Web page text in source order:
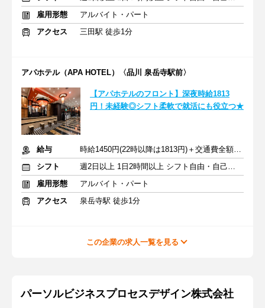
雇用形態
アルバイト・パート
アクセス
三田駅 徒歩1分
アパホテル（APA HOTEL）〈品川 泉岳寺駅前〉
【アパホテルのフロント】深夜時給1813
円！未経験◎シフト柔軟で就活にも役立つ★
給与
時給1450円(22時以降は1813円)＋交通費全額支給
シフト
週2日以上 1日2時間以上 シフト自由・自己申告
雇用形態
アルバイト・パート
アクセス
泉岳寺駅 徒歩1分
この企業の求人一覧を見る
パーソルビジネスプロセスデザイン株式会社